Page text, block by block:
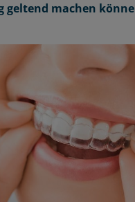
geltend machen